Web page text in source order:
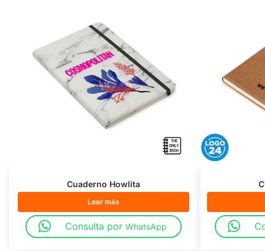
Cuaderno Howlita
Leer más
Consulta por WhatsApp